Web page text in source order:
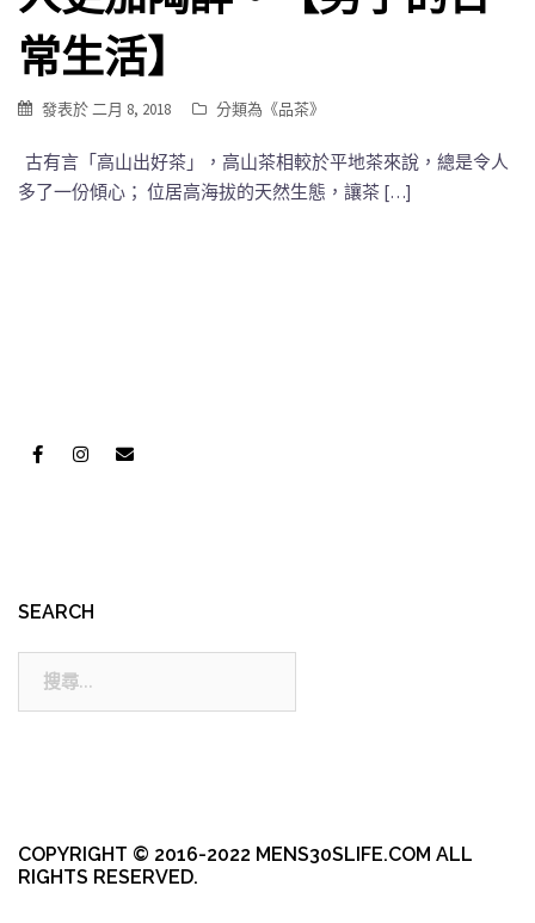
常生活】
發表於二月 8, 2018 分類為《品茶》
古有言「高山出好茶」，高山茶相較於平地茶來說，總是令人
多了一份傾心； 位居高海拔的天然生態，讓茶 […]
SEARCH
COPYRIGHT © 2016-2022 MENS30SLIFE.COM ALL
RIGHTS RESERVED.